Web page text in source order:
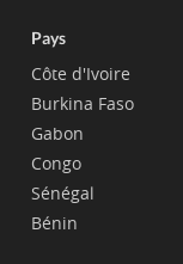
Pays
Côte d'Ivoire
Burkina Faso
Gabon
Congo
Sénégal
Bénin